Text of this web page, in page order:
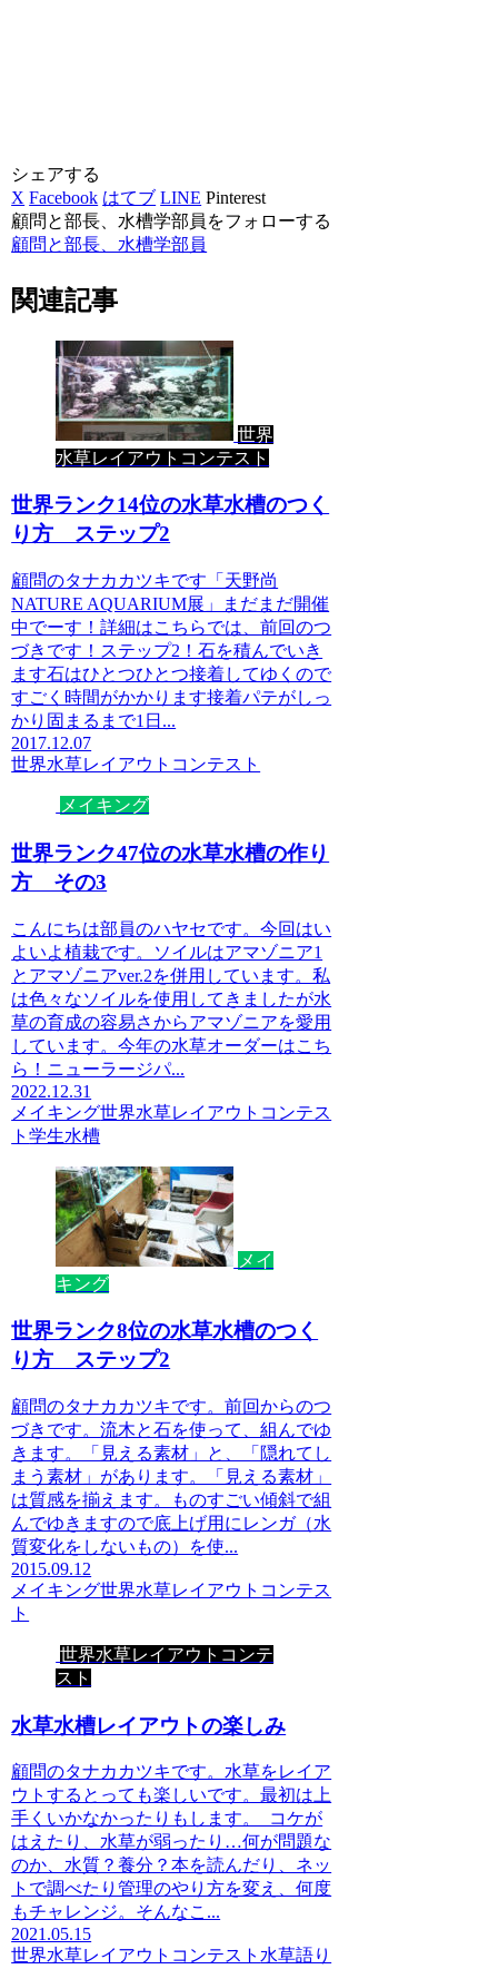
シェアする
X Facebook はてブ LINE Pinterest
顧問と部長、水槽学部員をフォローする
顧問と部長、水槽学部員
関連記事
世界
水草レイアウトコンテスト
世界ランク14位の水草水槽のつく
り方 ステップ2
顧問のタナカカツキです「天野尚
NATURE AQUARIUM展」まだまだ開催
中でーす！詳細はこちらでは、前回のつ
づきです！ステップ2！石を積んでいき
ます石はひとつひとつ接着してゆくので
すごく時間がかかります接着パテがしっ
かり固まるまで1日...
2017.12.07
世界水草レイアウトコンテスト
メイキング
世界ランク47位の水草水槽の作り
方 その3
こんにちは部員のハヤセです。今回はい
よいよ植栽です。ソイルはアマゾニア1
とアマゾニアver.2を併用しています。私
は色々なソイルを使用してきましたが水
草の育成の容易さからアマゾニアを愛用
しています。今年の水草オーダーはこち
ら！ニューラージパ...
2022.12.31
メイキング世界水草レイアウトコンテス
ト学生水槽
メイ
キング
世界ランク8位の水草水槽のつく
り方 ステップ2
顧問のタナカカツキです。前回からのつ
づきです。流木と石を使って、組んでゆ
きます。「見える素材」と、「隠れてし
まう素材」があります。「見える素材」
は質感を揃えます。ものすごい傾斜で組
んでゆきますので底上げ用にレンガ（水
質変化をしないもの）を使...
2015.09.12
メイキング世界水草レイアウトコンテス
ト
世界水草レイアウトコンテ
スト
水草水槽レイアウトの楽しみ
顧問のタナカカツキです。水草をレイア
ウトするとっても楽しいです。最初は上
手くいかなかったりもします。 コケが
はえたり、水草が弱ったり…何が問題な
のか、水質？養分？本を読んだり、ネッ
トで調べたり管理のやり方を変え、何度
もチャレンジ。そんなこ...
2021.05.15
世界水草レイアウトコンテスト 水草語り